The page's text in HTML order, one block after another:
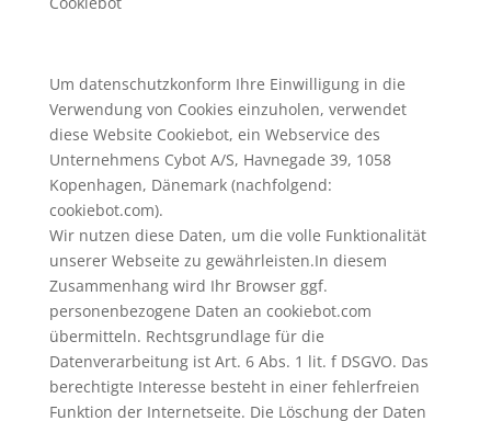
Um datenschutzkonform Ihre Einwilligung in die
Verwendung von Cookies einzuholen, verwendet
diese Website Cookiebot, ein Webservice des
Unternehmens Cybot A/S, Havnegade 39, 1058
Kopenhagen, Dänemark (nachfolgend:
cookiebot.com).
Wir nutzen diese Daten, um die volle Funktionalität
unserer Webseite zu gewährleisten.In diesem
Zusammenhang wird Ihr Browser ggf.
personenbezogene Daten an cookiebot.com
übermitteln. Rechtsgrundlage für die
Datenverarbeitung ist Art. 6 Abs. 1 lit. f DSGVO. Das
berechtigte Interesse besteht in einer fehlerfreien
Funktion der Internetseite. Die Löschung der Daten